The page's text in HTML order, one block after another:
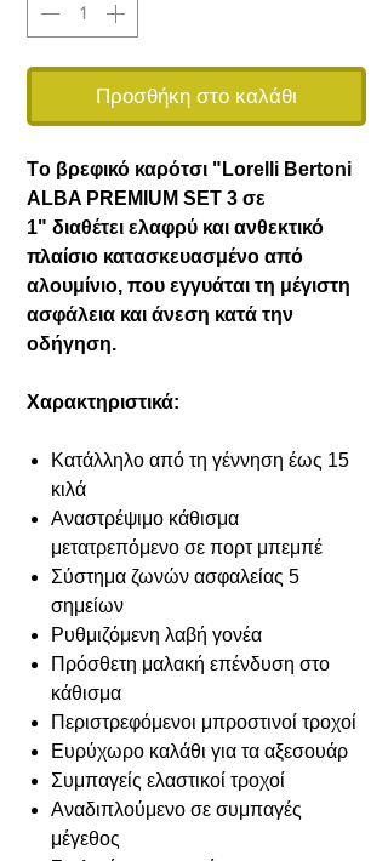
Προσθήκη στο καλάθι
Tο βρεφικό καρότσι "Lorelli Bertoni
ALBA PREMIUM SET 3 σε
1" διαθέτει ελαφρύ και ανθεκτικό
πλαίσιο κατασκευασμένο από
αλουμίνιο, που εγγυάται τη μέγιστη
ασφάλεια και άνεση κατά την
οδήγηση.
Χαρακτηριστικά:
Κατάλληλο από τη γέννηση έως 15
κιλά
Αναστρέψιμο κάθισμα
μετατρεπόμενο σε πορτ μπεμπέ
Σύστημα ζωνών ασφαλείας 5
σημείων
Ρυθμιζόμενη λαβή γονέα
Πρόσθετη μαλακή επένδυση στο
κάθισμα
Περιστρεφόμενοι μπροστινοί τροχοί
Ευρύχωρο καλάθι για τα αξεσουάρ
Συμπαγείς ελαστικοί τροχοί
Αναδιπλούμενο σε συμπαγές
μέγεθος